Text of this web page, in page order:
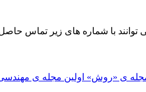
حاصل فرمایند: تلفن: ۸۸۶۶۳۷۸۷-۸۸۶۶۳۷۸۸-
ی «روش» اولین مجله ی مهندسی